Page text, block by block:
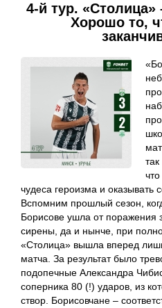
4-й тур. «Столица»
Хорошо то,
чудеса героизма и оказывать
Вспомним прошлый сезон,
Борисове ушла от поражения
сирены, да и нынче, при
«Столица» вышла вперед
матча. За результат было
подопечные Александра
соперника 80 (!) ударов, из
створ. Борисовчане –